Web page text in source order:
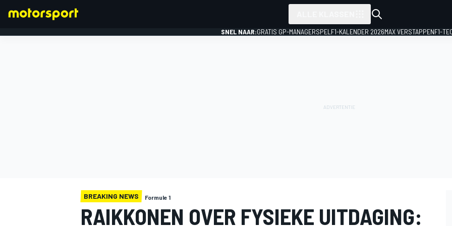
SNEL NAAR:GRATIS GP-MANAGERSPEL F1-KALENDER 2026MAX VERSTAPPENF1-
BREAKING NEWS Formule 1
RAIKKONEN OVER FYSIEKE UITDAGING: